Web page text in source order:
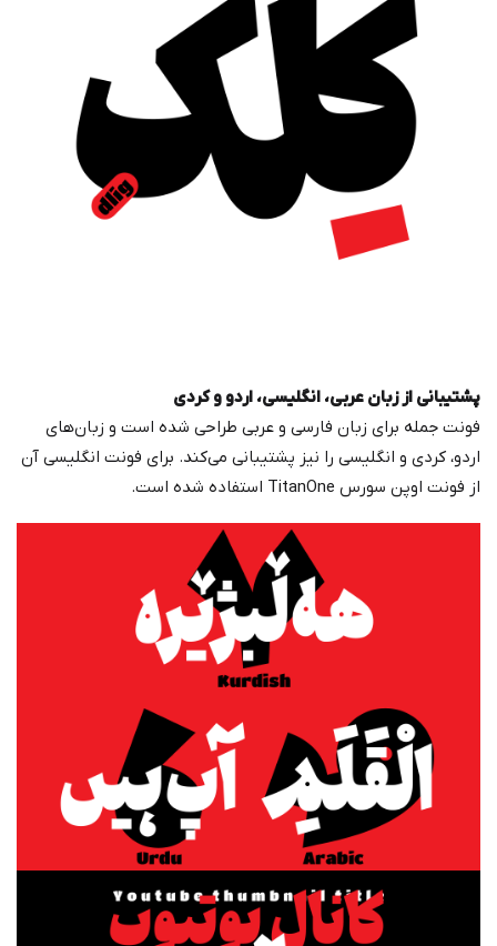
پشتیبانی از زبان عربی، انگلیسی، اردو و کردی
فونت جمله برای زبان فارسی و عربی طراحی شده است و زبان‌های
اردو، کردی و انگلیسی را نیز پشتیبانی می‌کند. برای فونت انگلیسی آن
از فونت اوپن سورس TitanOne استفاده شده است.